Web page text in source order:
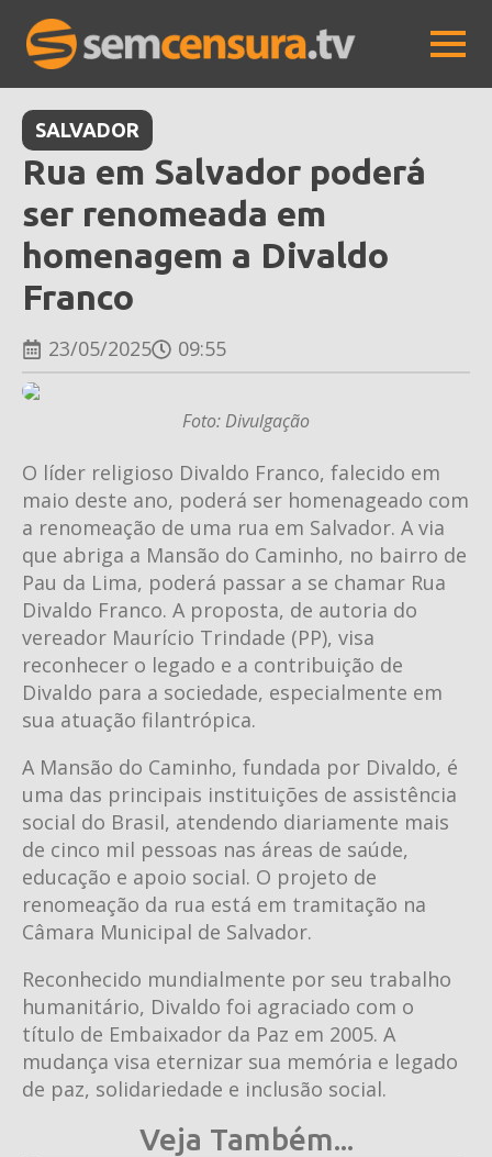
SALVADOR
Rua em Salvador poderá
ser renomeada em
homenagem a Divaldo
Franco
23/05/2025 09:55
Foto: Divulgação
O líder religioso Divaldo Franco, falecido em
maio deste ano, poderá ser homenageado com
a renomeação de uma rua em Salvador. A via
que abriga a Mansão do Caminho, no bairro de
Pau da Lima, poderá passar a se chamar Rua
Divaldo Franco. A proposta, de autoria do
vereador Maurício Trindade (PP), visa
reconhecer o legado e a contribuição de
Divaldo para a sociedade, especialmente em
sua atuação filantrópica.
A Mansão do Caminho, fundada por Divaldo, é
uma das principais instituições de assistência
social do Brasil, atendendo diariamente mais
de cinco mil pessoas nas áreas de saúde,
educação e apoio social. O projeto de
renomeação da rua está em tramitação na
Câmara Municipal de Salvador.
Reconhecido mundialmente por seu trabalho
humanitário, Divaldo foi agraciado com o
título de Embaixador da Paz em 2005. A
mudança visa eternizar sua memória e legado
de paz, solidariedade e inclusão social.
Veja Também...